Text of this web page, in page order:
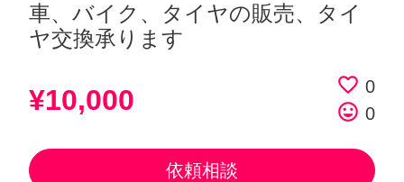
車、バイク、タイヤの販売、タイ
ヤ交換承ります
¥10,000 favorite_border 0
tag_faces 0
依頼相談